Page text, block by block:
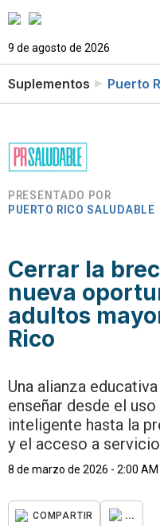
9 de agosto de 2026
Suplementos Puerto
PRESENTADO POR
PUERTO RICO SALUDABLE
Cerrar la
nueva
adultos
Rico
Una alianza
enseñar desde el
inteligente hasta la
y el acceso a
8 de marzo de 2026 - 2:00 AM
COMPARTIR ...